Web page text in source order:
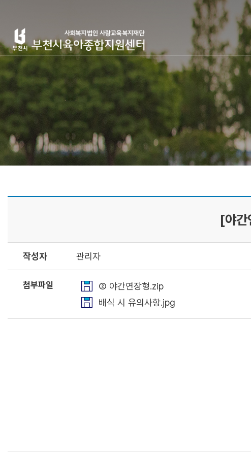
[야간
작성자 관리자
첨부파일
② 야간연장형.zip
배식 시 유의사항.jpg